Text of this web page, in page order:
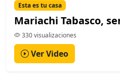
Esta es tu casa
Mariachi Tabasco,
330 visualizaciones
Ver Video